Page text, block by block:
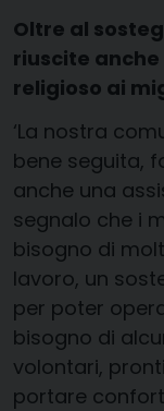
Oltre al
riuscite
religioso ai
‘La nostra
bene seguita,
anche una
segnalo che i
bisogno di
lavoro, un
per poter
bisogno di
volontari,
portare